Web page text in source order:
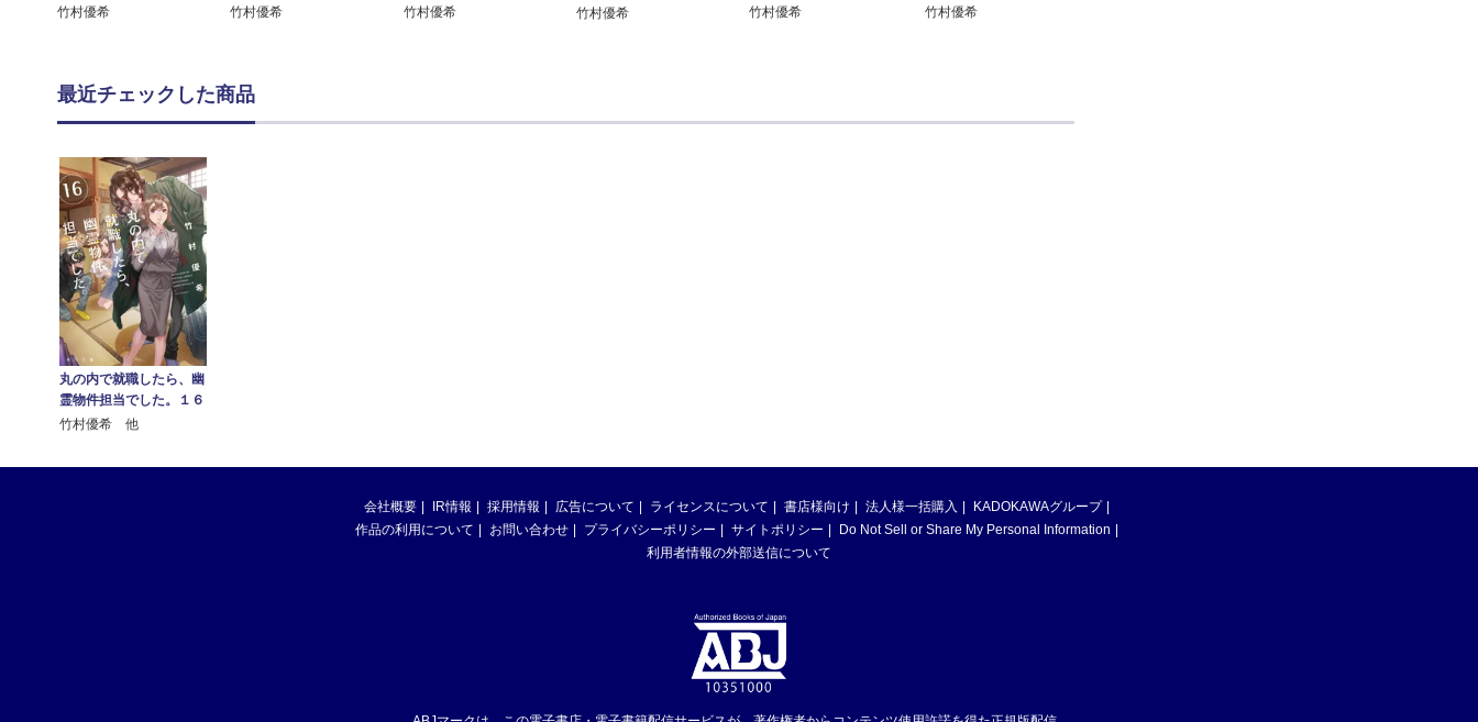
竹村優希
竹村優希
竹村優希
竹村優希
竹村優希
竹村優希
最近チェックした商品
丸の内で就職したら、幽
霊物件担当でした。１６
竹村優希 他
会社概要 IR情報 採用情報 広告について ライセンスについて 書店様向け 法人様一括購入
KADOKAWAグループ
作品の利用について
お問い合わせ プライバシーポリシー サイトポリシー
Do Not Sell or Share My Personal Information
利用者情報の外部送信について